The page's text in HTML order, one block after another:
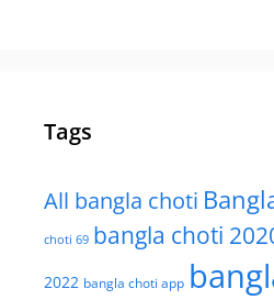
Tags
All bangla choti
choti 69 bangla choti
2022 bangla choti app